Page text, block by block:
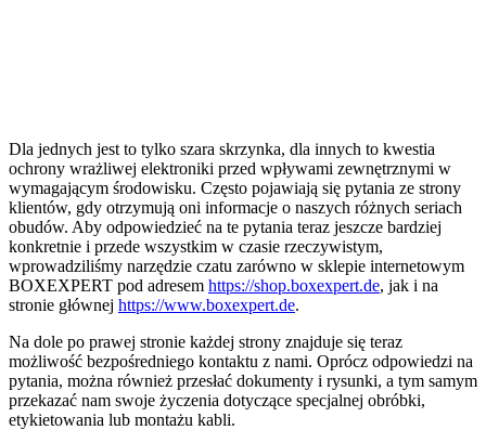
Dla jednych jest to tylko szara skrzynka, dla innych to kwestia
ochrony wrażliwej elektroniki przed wpływami zewnętrznymi w
wymagającym środowisku. Często pojawiają się pytania ze strony
klientów, gdy otrzymują oni informacje o naszych różnych seriach
obudów. Aby odpowiedzieć na te pytania teraz jeszcze bardziej
konkretnie i przede wszystkim w czasie rzeczywistym,
wprowadziliśmy narzędzie czatu zarówno w sklepie internetowym
BOXEXPERT pod adresem https://shop.boxexpert.de, jak i na
stronie głównej https://www.boxexpert.de.
Na dole po prawej stronie każdej strony znajduje się teraz
możliwość bezpośredniego kontaktu z nami. Oprócz odpowiedzi na
pytania, można również przesłać dokumenty i rysunki, a tym samym
przekazać nam swoje życzenia dotyczące specjalnej obróbki,
etykietowania lub montażu kabli.